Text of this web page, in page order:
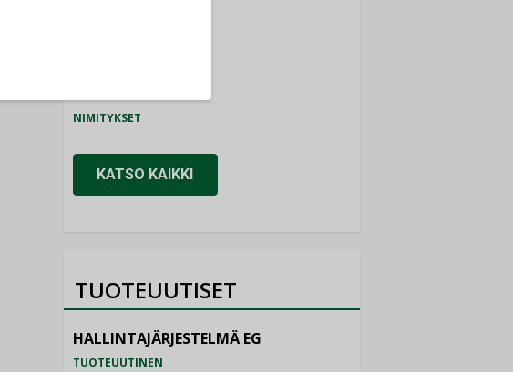
NIMITYKSET
KATSO KAIKKI
TUOTEUUTISET
HALLINTAJÄRJESTELMÄ EG
TUOTEUUTINEN